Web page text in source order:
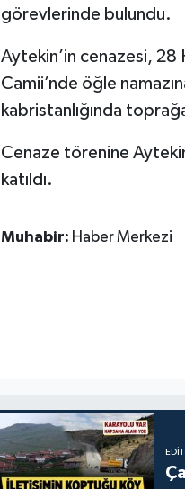
görevlerinde bulundu.
Aytekin’in cenazesi, 28
Camii’nde öğle
kabristanlığında
Cenaze törenine
katıldı.
Muhabir: Haber Merkezi